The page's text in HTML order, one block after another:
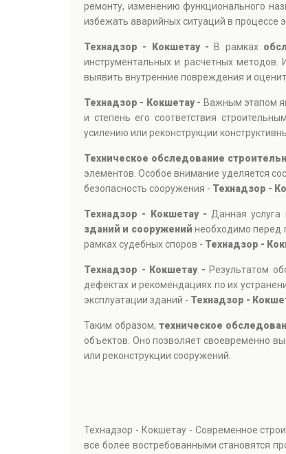
ремонту, изменению функционального
избежать аварийных ситуаций в процессе
Технадзор - Кокшетау - В рамках
инструментальных и расчетных методов.
выявить внутренние повреждения и
Технадзор - Кокшетау - Важным этапом
и степень его соответствия
усилению или реконструкции
Техническое обследование
элементов. Особое внимание уделяется
безопасность сооружения - Технадзор -
Технадзор - Кокшетау - Данная
зданий и сооружений необходимо перед
рамках судебных споров - Технадзор -
Технадзор - Кокшетау - Результатом
дефектах и рекомендациях по их
эксплуатации зданий - Технадзор -
Таким образом,техническое
объектов. Оно позволяет своевременно
или реконструкции сооружений.
Технадзор - Кокшетау - Современное
все более востребованными становятся